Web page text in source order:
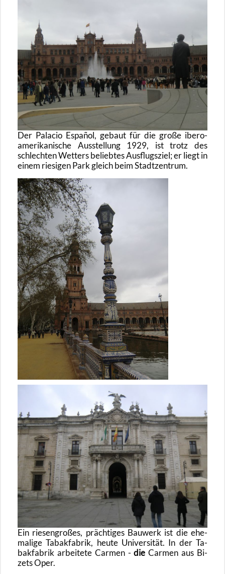
Der Pa­la­cio Español, ge­baut für die große ibe­ro-
ame­ri­ka­ni­sche Aus­stel­lung 1929, ist trotz des
schlech­ten Wet­ters be­lieb­tes Aus­flugs­ziel; er liegt in
einem rie­si­gen Park gleich beim Stadt­zen­trum.
Ein rie­sen­gro­ßes, präch­ti­ges Bau­werk ist die ehe­
ma­li­ge Ta­bak­fa­brik, heute Uni­ver­si­tät. In der Ta­
bak­fa­brik ar­bei­te­te Car­men -die Car­men aus Bi­
zets Oper.